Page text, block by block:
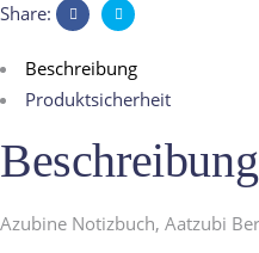
Share:
Beschreibung
Produktsicherheit
Beschreibung
Azubine Notizbuch, Aatzubi